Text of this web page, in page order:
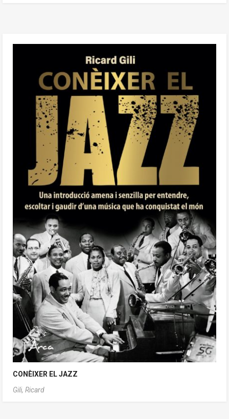
CONÈIXER EL JAZZ
Gili, Ricard